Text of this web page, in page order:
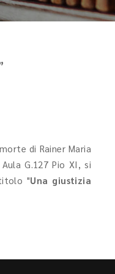
di Rainer Maria
G.127 Pio XI, si
"Una giustizia